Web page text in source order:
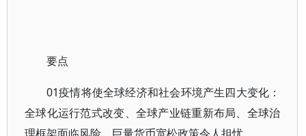
要点
01疫情将使全球经济和社会环境产生四大变化：
全球化运行范式改变、全球产业链重新布局、全球治